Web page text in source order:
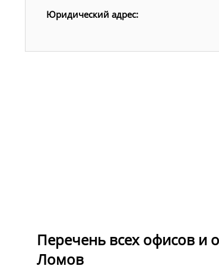
Юридический адрес:
Перечень всех офисов и
Ломов